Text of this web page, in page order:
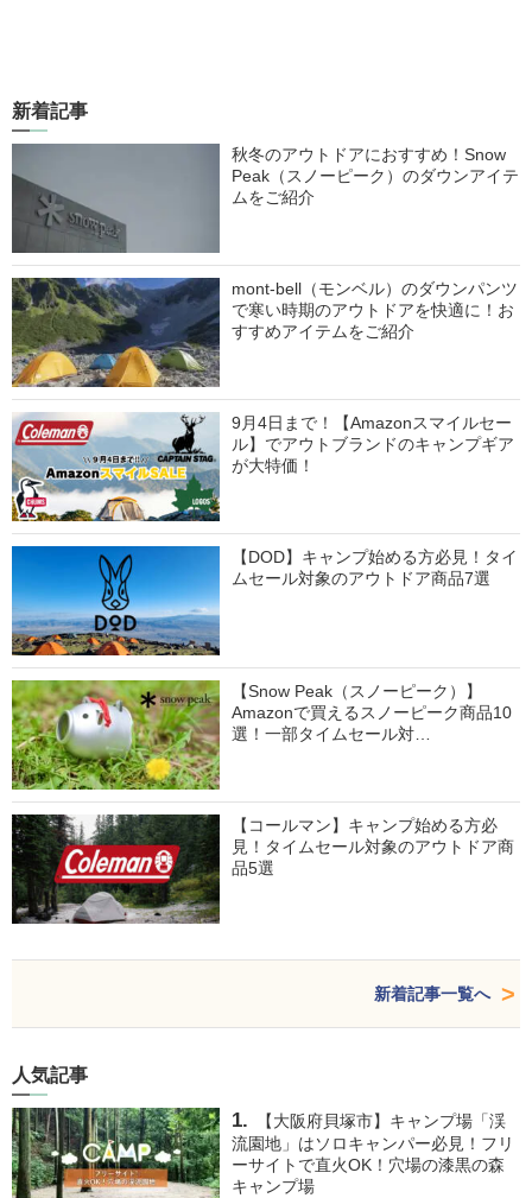
新着記事
秋冬のアウトドアにおすすめ！Snow
Peak（スノーピーク）のダウンアイテ
ムをご紹介
mont-bell（モンベル）のダウンパンツ
で寒い時期のアウトドアを快適に！お
すすめアイテムをご紹介
9月4日まで！【Amazonスマイルセー
ル】でアウトブランドのキャンプギア
が大特価！
【DOD】キャンプ始める方必見！タイ
ムセール対象のアウトドア商品7選
【Snow Peak（スノーピーク）】
Amazonで買えるスノーピーク商品10
選！一部タイムセール対…
【コールマン】キャンプ始める方必
見！タイムセール対象のアウトドア商
品5選
新着記事一覧へ
人気記事
【大阪府貝塚市】キャンプ場「渓
流園地」はソロキャンパー必見！フリ
ーサイトで直火OK！穴場の漆黒の森
キャンプ場